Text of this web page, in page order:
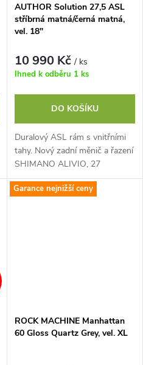
AUTHOR Solution 27,5 ASL
stříbrná matná/černá matná,
vel. 18"
10 990 Kč/ ks
Ihned k odběru 1 ks
DO KOŠÍKU
Duralový ASL rám s vnitřními
tahy. Nový zadní měnič a řazení
SHIMANO ALIVIO, 27
rychlostí. Hydraulické
kotoučové brzdy TEKTRO.
Garance nejnižší ceny
ROCK MACHINE Manhattan
60 Gloss Quartz Grey, vel. XL